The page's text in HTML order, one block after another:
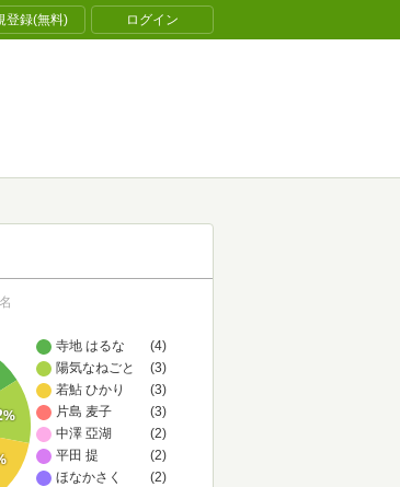
登録(無料) ログイン
寺地 はるな
(4)
陽気なねごと
(3)
若鮎 ひかり
(3)
片島 麦子
(3)
中澤 亞湖
(2)
平田 提
(2)
ほなかさく
(2)
%